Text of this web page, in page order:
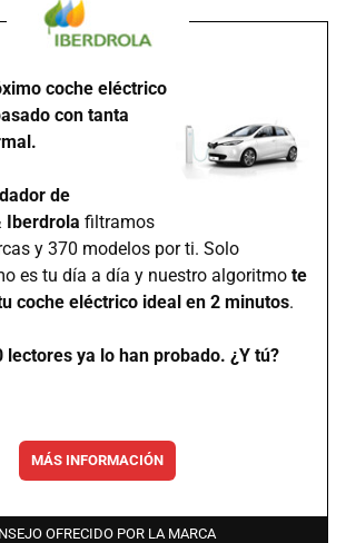
coche eléctrico
con tanta
de
Iberdrola filtramos
y 370 modelos por ti. Solo
es tu día a día y nuestro algoritmo te
coche eléctrico ideal en 2 minutos.
lectores ya lo han probado. ¿Y tú?
MÁS INFORMACIÓN
OFRECIDO POR LA MARCA